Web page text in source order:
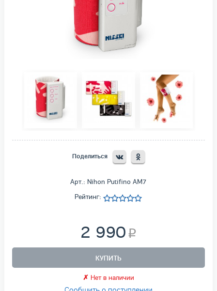
Поделиться
Арт.: Nihon Putifino AM7
Рейтинг:
2 990
КУПИТЬ
✗ Нет в наличии